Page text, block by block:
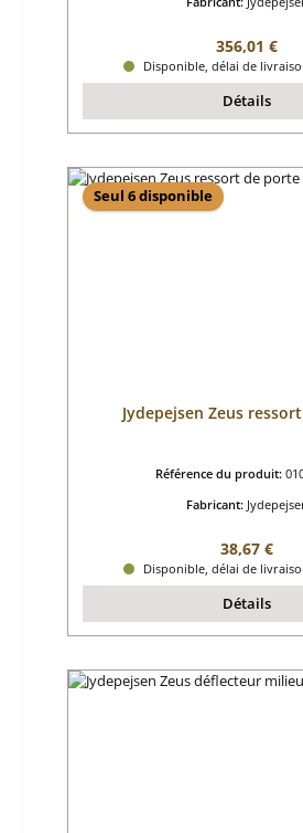
Prix régulier :
356,01 €
Disponible, délai de
Détails
Seul 6 disponible
Jydepejsen Zeus
Référence du produit:
Fabricant:
Prix régulier
38,67 €
Disponible, délai de
Détails